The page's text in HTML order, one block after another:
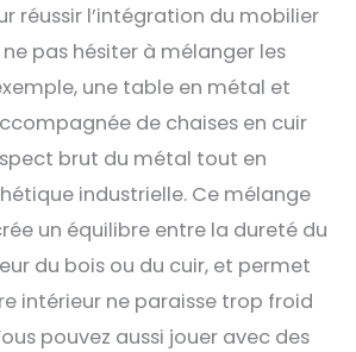
réussir l’intégration du mobilier
pas hésiter à mélanger les
une table en métal et
de chaises en cuir
brut du métal tout en
industrielle. Ce mélange
un équilibre entre la dureté du
du bois ou du cuir, et permet
intérieur ne paraisse trop froid
pouvez aussi jouer avec des